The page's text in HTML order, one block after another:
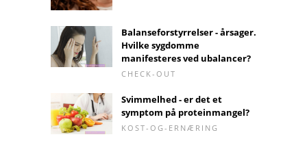
Balanseforstyrrelser - årsager.
Hvilke sygdomme
manifesteres ved ubalancer?
CHECK-OUT
Svimmelhed - er det et
symptom på proteinmangel?
KOST-OG-ERNÆRING